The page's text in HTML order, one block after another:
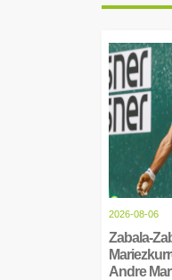
2026-08-06
Zabala-
Andre